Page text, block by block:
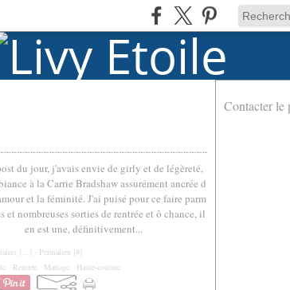
du jour, j'avais envie de girly et de légèreté,
à la Carrie Bradshaw assurément ancrée d
et la féminité. J'ai puisé pour ce faire parm
et nombreuses sorties de rentrée et ô chance, il
en est une, définitivement...
[… - Permalien [#
, Rentrée, Mariage, Haute-couture
Contacter le